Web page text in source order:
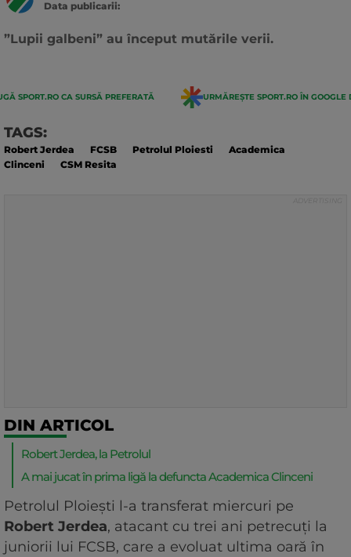
Data publicarii:
”Lupii galbeni” au început mutările verii.
SPORT.RO CA SURSĂ PREFERATĂ URMĂREȘTE SPORT.RO ÎN GOOGLE
TAGS:
Robert Jerdea FCSB Petrolul Ploiesti
Academica
Clinceni
CSM Resita
DIN ARTICOL
Robert Jerdea, la Petrolul
A mai jucat în prima ligă la defuncta Academica Clinceni
Petrolul Ploieşti l-a transferat miercuri pe
Robert Jerdea, atacant cu trei ani petrecuți la
juniorii lui FCSB, care a evoluat ultima oară în